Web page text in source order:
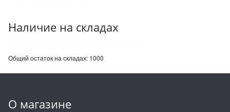
Наличие на складах
Общий остаток на складах: 1000
О магазине